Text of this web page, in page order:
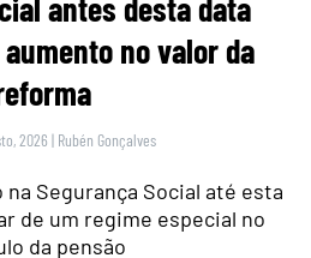
antes desta data
no valor da
2026 | Rubén Gonçalves
Segurança Social até esta
de um regime especial no
da pensão